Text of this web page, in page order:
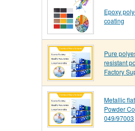
Epoxy
coating
Pure
resistant
Factory
Metallic
Powder
049/97003